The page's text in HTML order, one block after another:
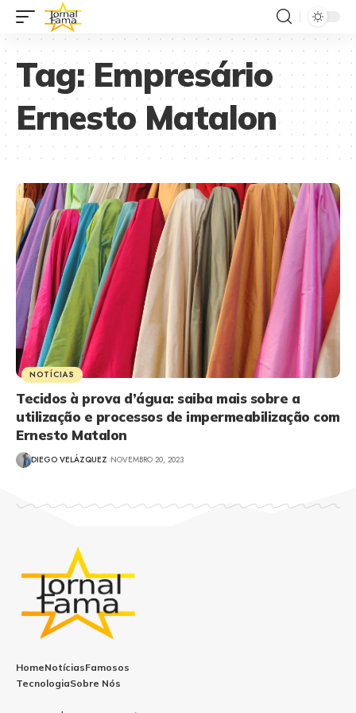
Tag:Empresário
Ernesto Matalon
NOTÍCIAS
Tecidos à prova d’água: saiba mais sobre a
utilização e processos de impermeabilização com
Ernesto Matalon
DIEGO VELÁZQUEZ NOVEMBRO 20, 2023
HomeNotíciasFamosos
TecnologiaSobre Nós